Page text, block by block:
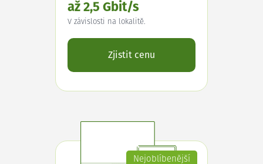
až 2,5 Gbit/s
V závislosti na lokalitě.
Zjistit cenu
Nejoblíbenější